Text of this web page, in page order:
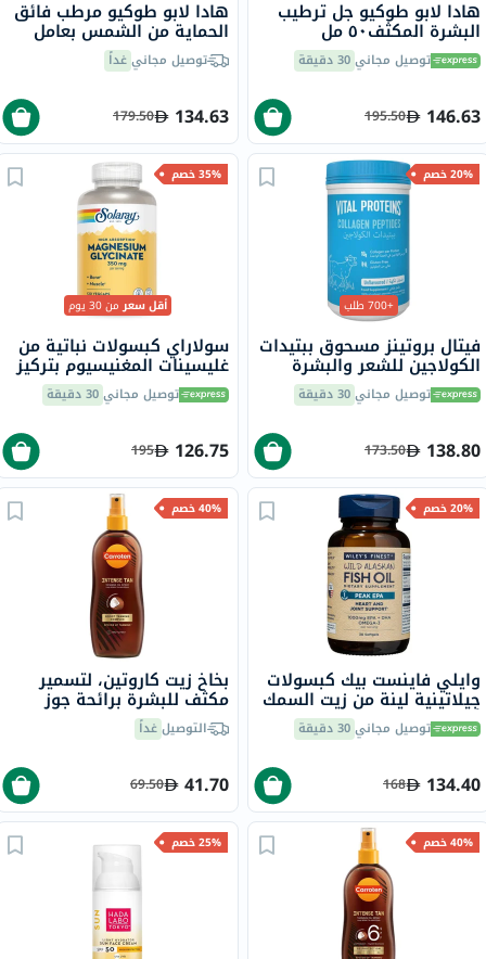
هادا لابو طوكيو جل ترطيب
البشرة المكثف٥٠ مل
توصيل مجاني30 دقيقة
146.63
195.50
هادا لابو طوكيو مرطب فائق
الحماية من الشمس بعامل
حماية من الشمس 50، 200
ملتوصيل مجانيغداً
134.63
179.50
20% خصم
+700 طلب
فيتال بروتينز مسحوق ببتيدات
الكولاجين للشعر والبشرة
والأظافر 284 جرامتوصيل مجاني30 دقيقة
138.80
173.50
35% خصم
أقل سعرمن 30 يوم
سولاراي كبسولات نباتية من
غليسينات المغنيسيوم بتركيز
350 ملجم لصحة العظام
والعضلات حزمة من 120
توصيل مجاني30 دقيقة
126.75
195
20% خصم
وايلي فاينست بيك كبسولات
جيلاتينية لينة من زيت السمك
أوميغا 3 بتركيز 1000 ملجم
من حمض إيكوسابنتينويك
توصيل مجاني30 دقيقة
134.40
168
40% خصم
بخاخ زيت كاروتين، لتسمير
مكثف للبشرة برائحة جوز
الهند، 200 مل
التوصيلغداً
41.70
69.50
40% خصم 25% خصم